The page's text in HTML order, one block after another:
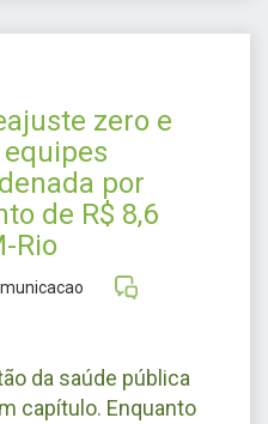
zero e
por
de R$ 8,6
Rio
da saúde pública
capítulo. Enquanto